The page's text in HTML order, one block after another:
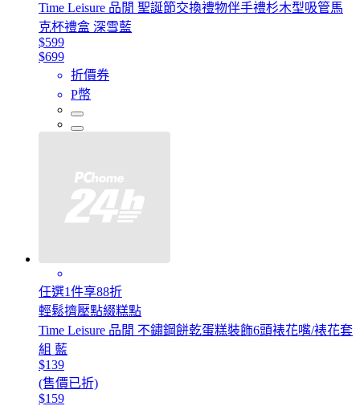
Time Leisure 品閒 聖誕節交換禮物伴手禮杉木型吸管馬
克杯禮盒 深雪藍
$599
$699
折價券
P幣
任選1件享88折
輕鬆擠壓點綴糕點
Time Leisure 品閒 不鏽鋼餅乾蛋糕裝飾6頭裱花嘴/裱花套
組 藍
$139
(售價已折)
$159